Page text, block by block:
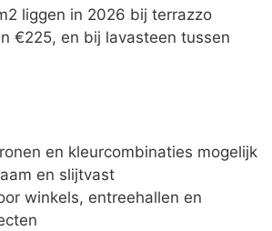
liggen in 2026 bij terrazzo
€225, en bij lavasteen tussen
en kleurcombinaties mogelijk
en slijtvast
winkels, entreehallen en